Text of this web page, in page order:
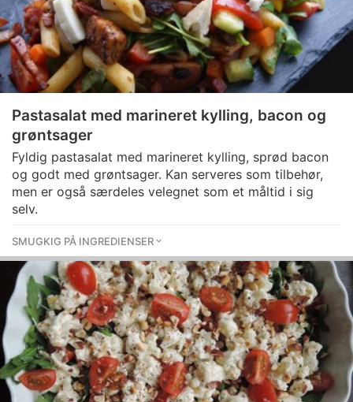
Pastasalat med marineret kylling, bacon og
grøntsager
Fyldig pastasalat med marineret kylling, sprød bacon
og godt med grøntsager. Kan serveres som tilbehør,
men er også særdeles velegnet som et måltid i sig
selv.
SMUGKIG PÅ INGREDIENSER